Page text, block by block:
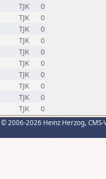
TJK
0
TJK
0
TJK
0
TJK
0
TJK
0
TJK
0
TJK
0
TJK
0
TJK
0
TJK 0
© 2006-2026 Heinz Herzog,